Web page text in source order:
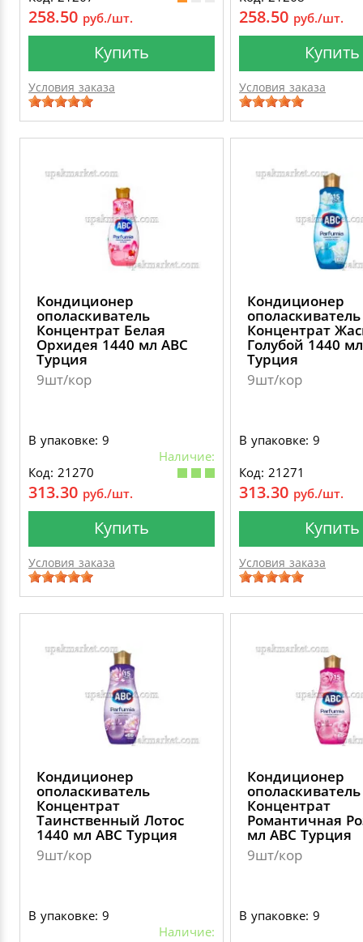
258.50 руб./шт.
Купить
Условия заказа
258.50 руб./шт.
Купить
Условия заказа
Кондиционер
ополаскиватель
Концентрат Белая
Орхидея 1440 мл АВС
Турция
9шт/кор
В упаковке: 9
Наличие:
Код: 21270
313.30 руб./шт.
Купить
Условия заказа
Кондиционер
ополаскиватель
Концентрат
Голубой 1440
Турция
9шт/кор
В упаковке: 9
Код: 21271
313.30 руб./шт.
Купить
Условия заказа
Кондиционер
ополаскиватель
Концентрат
Таинственный Лотос
1440 мл АВС Турция
9шт/кор
В упаковке: 9
Наличие:
Кондиционер
ополаскиватель
Концентрат
Романтичная
мл АВС Турция
9шт/кор
В упаковке: 9